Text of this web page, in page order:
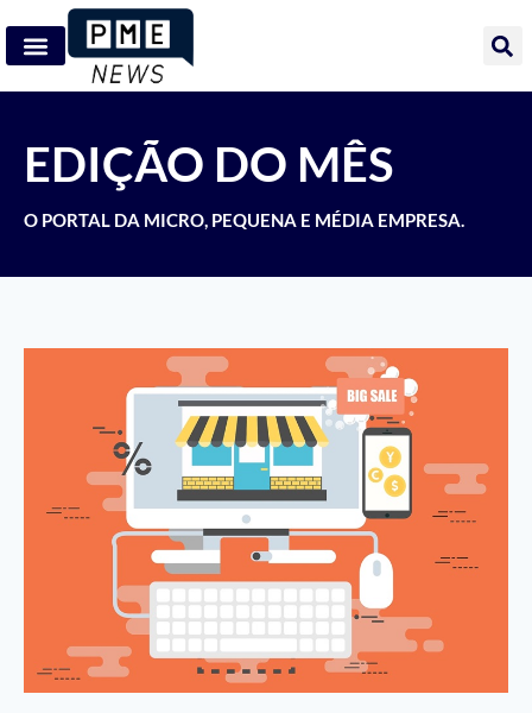
EDIÇÃO DO MÊS
O PORTAL DA MICRO, PEQUENA E MÉDIA EMPRESA.